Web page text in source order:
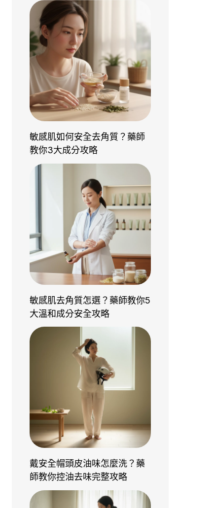
敏感肌如何安全去角質？藥師
教你3大成分攻略
敏感肌去角質怎選？藥師教你5
大溫和成分安全攻略
戴安全帽頭皮油味怎麼洗？藥
師教你控油去味完整攻略